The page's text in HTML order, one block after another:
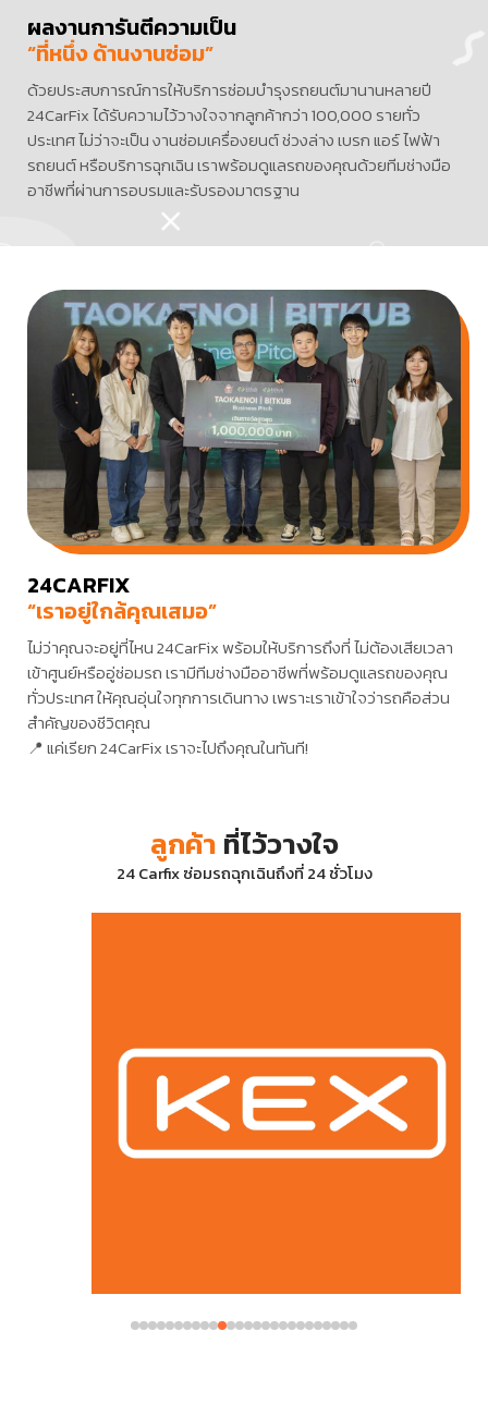
ผลงานการันตีความเป็น
“ที่หนึ่ง ด้านงานซ่อม”
ด้วยประสบการณ์การให้บริการซ่อมบำรุงรถยนต์มานานหลายปี
24CarFix ได้รับความไว้วางใจจากลูกค้ากว่า 100,000 รายทั่ว
ประเทศ ไม่ว่าจะเป็น งานซ่อมเครื่องยนต์ ช่วงล่าง เบรก แอร์ ไฟฟ้า
รถยนต์ หรือบริการฉุกเฉิน เราพร้อมดูแลรถของคุณด้วยทีมช่างมือ
อาชีพที่ผ่านการอบรมและรับรองมาตรฐาน
24CARFIX
“เราอยู่ใกล้คุณเสมอ”
ไม่ว่าคุณจะอยู่ที่ไหน 24CarFix พร้อมให้บริการถึงที่ ไม่ต้องเสียเวลา
เข้าศูนย์หรืออู่ซ่อมรถ เรามีทีมช่างมืออาชีพที่พร้อมดูแลรถของคุณ
ทั่วประเทศ ให้คุณอุ่นใจทุกการเดินทาง เพราะเราเข้าใจว่ารถคือส่วน
สำคัญของชีวิตคุณ
📍 แค่เรียก 24CarFix เราจะไปถึงคุณในทันที!
ลูกค้า ที่ไว้วางใจ
24 Carfix ซ่อมรถฉุกเฉินถึงที่ 24 ชั่วโมง